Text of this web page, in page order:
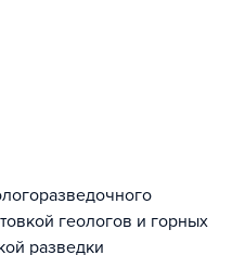
геологов и горных
разведки